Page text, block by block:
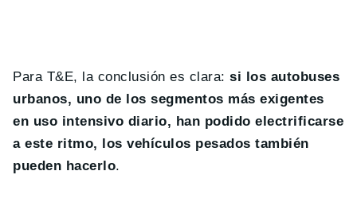
Para T&E, la conclusión es clara:si los autobuses
urbanos, uno de los segmentos más exigentes
en uso intensivo diario, han podido electrificarse
a este ritmo, los vehículos pesados también
pueden hacerlo.